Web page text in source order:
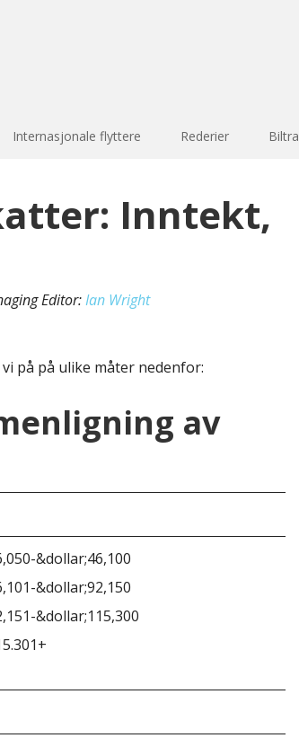
Internasjonale flyttere Rederier
Inntekt,
Editor:Ian Wright
på på ulike måter nedenfor:
av
&dollar;46,100
&dollar;92,150
&dollar;115,300